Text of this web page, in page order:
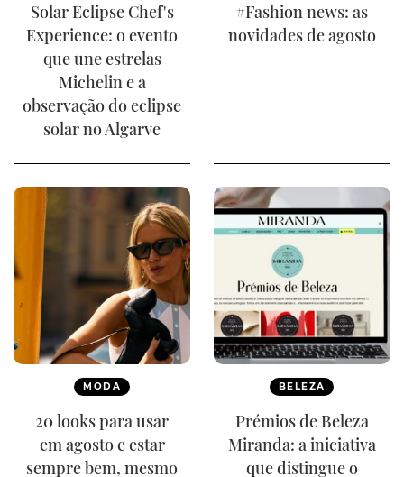
Solar Eclipse Chef's
Experience: o evento
que une estrelas
Michelin e a
observação do eclipse
solar no Algarve
#Fashion news: as
novidades de agosto
MODA
20 looks para usar
em agosto e estar
sempre bem, mesmo
BELEZA
Prémios de Beleza
Miranda: a iniciativa
que distingue o